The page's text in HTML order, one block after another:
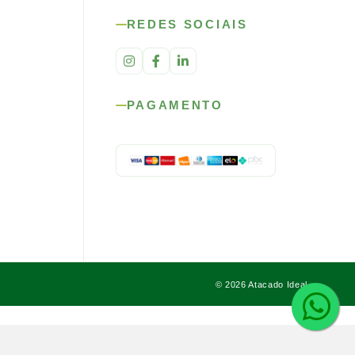
REDES SOCIAIS
PAGAMENTO
© 2026 Atacado Ideal